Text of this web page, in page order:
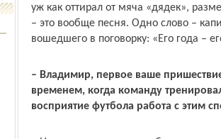
уж как оттирал от мяча «дядек»,
– это вообще песня. Одно слово –
вошедшего в поговорку: «Его года –
– Владимир, первое ваше
временем, когда команду
восприятие футбола работа с этим